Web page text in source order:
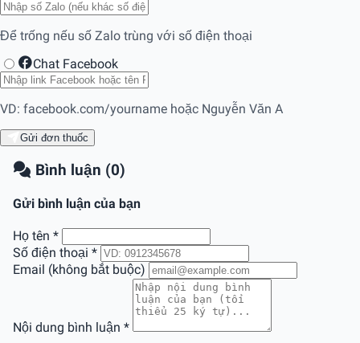
Để trống nếu số Zalo trùng với số điện thoại
Chat Facebook
VD: facebook.com/yourname hoặc Nguyễn Văn A
Gửi đơn thuốc
Bình luận (0)
Gửi bình luận của bạn
Họ tên *
Số điện thoại *
Email (không bắt buộc)
Nội dung bình luận *